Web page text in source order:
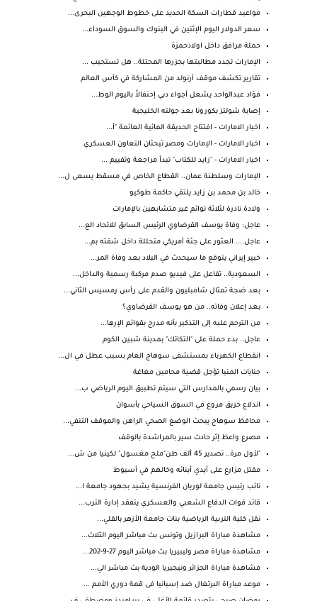
مواعيد قطارات السكة الحديد على خطوط الوجهين البحرى...
سعر الدولار اليوم الإثنين في البنوك والسوق السوداء...
حملة مرافق داخل اولادحمزة
الإمارات تجدد مطالبتها بجزرها المحتلة.. هل تستجيب ...
تقارير تكشف موقف أرنولد من المشاركة في كأس العالم
فؤاد عبدالواحد يشعل أجواء دبي إحتفالاً باليوم الوط...
إصابة شولتز بكورونا بعد جولته الخليجية
اخبار الامارات - افتتاح الحديقة المائية العائمة "أ...
اخبار الامارات - الإمارات ومصر تبحثان التعاون العسكري
اخبار الامارات - "زايد للكتاب" تبدأ مراجعة وتقييم ...
الإمارات وسلطنة عمان.. القطاع الخاص في مسقط يسعى ل...
خالد بن محمد بن زايد يلتقي حاكمة طوكيو
ولادة نادرة لثلاثة توائم غير متشابهين بالإمارات
عاجل: وفاة يوسف القرضاوي الرئيس السابق للاتحاد الع...
عاجل.... العثور على جثة أمريكي متحللة داخل شقته بم...
خبير إيراني يتوقع ما سيحدث في البلاد بعد وفاة المر...
السعودية.. تفاعل على فيديو صدم مركبة رسمية والداخل...
بعد ضجة تمثال شامبليون والقدم على رأس رمسيس الثاني...
بعد إعلان وفاته.. من هو يوسف القرضاوي؟
من الترحم عليه إلى التذكير بأنه مدرج بقوائم الإرها...
عاجل.. بدء حملة على "التكاتك" بمدينة شبين الكوم
انقطاع الكهرباء بمستشفى سوهاج العام بسبب عطل في ال...
جنايات المنيا تؤجل قضية محامين مغاغة
بيان رسمي بالمدارس التي سيتم تطبيق اليوم الرياضي ب...
اندلاع حريق مروع في السوق السياحي بأسوان
محافظ سوهاج يبحث الوضع الصحي الراهن والموقف التنفي...
مصرع واعظ إثر حادث سير بالمراشدة بالوقف
"لأول مرة.. تصدير 45 ألف طن"ملح مغسول" لكينيا من ش...
مقتل مزارع على أيدي أبنائه وخالهم في أسيوط
نائب رئيس جامعة لوريان الفرنسية يشيد بجهود جامعة ا...
قائد قوات الدفاع الشعبي والعسكري يتفقد إدارة الترب...
نقل كلية التربية الرياضية بنات جامعة الأزهر بالقلي...
مشاهدة مباراة البرازيل وتونس بث مباشر اليوم الثلاث...
مشاهدة مباراة مصر وليبيريا بث مباشر اليوم 27-9-202...
مشاهدة مباراة الجزائر ونيجيريا الودية بث مباشر الي...
موعد مباراة البرتغال ضد إسبانيا فى قمة دوري الأمم ...